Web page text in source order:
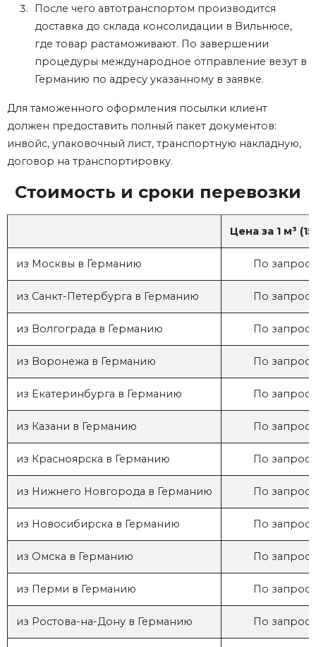
После чего автотранспортом производится
доставка до склада консолидации в Вильнюсе,
где товар растаможивают. По завершении
процедуры международное отправление везут в
Германию по адресу указанному в заявке.
Для таможенного оформления посылки клиент
должен предоставить полный пакет документов:
инвойс, упаковочный лист, транспортную накладную,
договор на транспортировку.
Стоимость и сроки перевозки
Цена за 1 м³
из Москвы в Германию По запросу
из Санкт-Петербурга в Германию По запросу
из Волгограда в Германию По запросу
из Воронежа в Германию По запросу
из Екатеринбурга в Германию По запросу
из Казани в Германию По запросу
из Красноярска в Германию По запросу
из Нижнего Новгорода в Германию По запросу
из Новосибирска в Германию По запросу
из Омска в Германию По запросу
из Перми в Германию По запросу
из Ростова-на-Дону в Германию По запросу